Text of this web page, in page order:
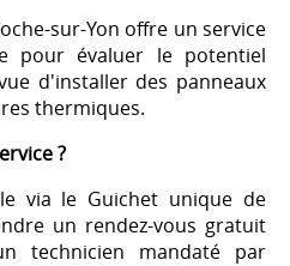
sur-Yon offre un service
pour évaluer le potentiel
d'installer des panneaux
thermiques.
?
via le Guichet unique de
un rendez-vous gratuit
technicien mandaté par